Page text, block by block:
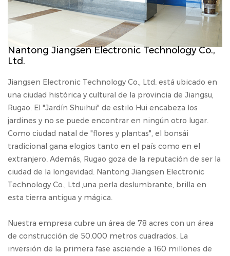
Nantong Jiangsen Electronic Technology Co.,
Ltd.
Jiangsen Electronic Technology Co., Ltd. está ubicado en
una ciudad histórica y cultural de la provincia de Jiangsu,
Rugao. El "Jardín Shuihui" de estilo Hui encabeza los
jardines y no se puede encontrar en ningún otro lugar.
Como ciudad natal de "flores y plantas", el bonsái
tradicional gana elogios tanto en el país como en el
extranjero. Además, Rugao goza de la reputación de ser la
ciudad de la longevidad. Nantong Jiangsen Electronic
Technology Co., Ltd.,una perla deslumbrante, brilla en
esta tierra antigua y mágica.
Nuestra empresa cubre un área de 78 acres con un área
de construcción de 50.000 metros cuadrados. La
inversión de la primera fase asciende a 160 millones de